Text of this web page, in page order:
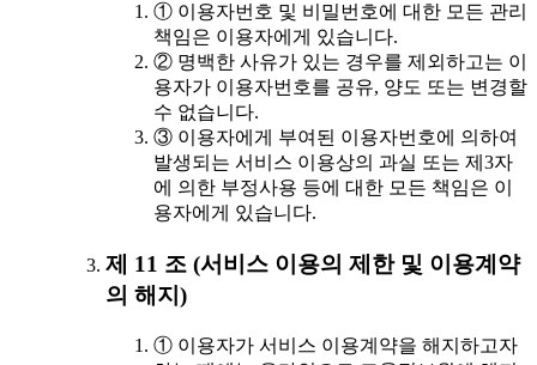
① 이용자번호 및 비밀번호에 대한 모든 관리
책임은 이용자에게 있습니다.
② 명백한 사유가 있는 경우를 제외하고는 이
용자가 이용자번호를 공유, 양도 또는 변경할
수 없습니다.
③ 이용자에게 부여된 이용자번호에 의하여
발생되는 서비스 이용상의 과실 또는 제3자
에 의한 부정사용 등에 대한 모든 책임은 이
용자에게 있습니다.
제 11 조 (서비스 이용의 제한 및 이용계약
의 해지)
① 이용자가 서비스 이용계약을 해지하고자